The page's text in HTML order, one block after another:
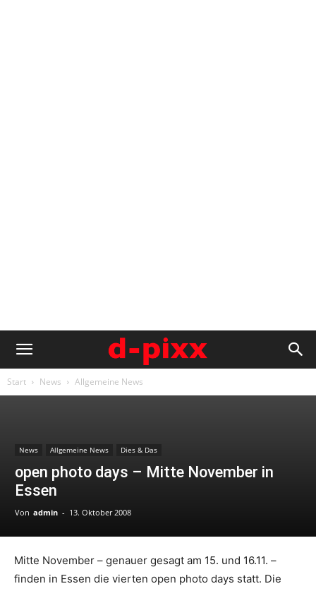
Start News Allgemeine News
News Allgemeine News Dies & Das
open photo days – Mitte November in
Essen
Von admin - 13. Oktober 2008
Mitte November – genauer gesagt am 15. und 16.11. –
finden in Essen die vierten open photo days statt. Die